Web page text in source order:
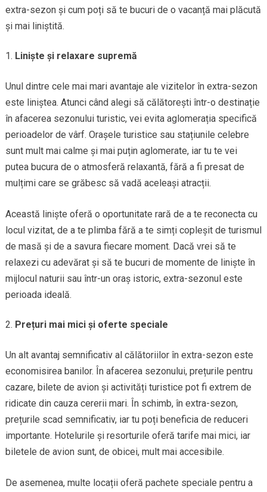
extra-sezon și cum poți să te bucuri de o vacanță mai plăcută
și mai liniștită.
Liniște și relaxare supremă
Unul dintre cele mai mari avantaje ale vizitelor în extra-sezon
este liniștea. Atunci când alegi să călătorești într-o destinație
în afacerea sezonului turistic, vei evita aglomerația specifică
perioadelor de vârf. Orașele turistice sau stațiunile celebre
sunt mult mai calme și mai puțin aglomerate, iar tu te vei
putea bucura de o atmosferă relaxantă, fără a fi presat de
mulțimi care se grăbesc să vadă aceleași atracții.
Această liniște oferă o oportunitate rară de a te reconecta cu
locul vizitat, de a te plimba fără a te simți copleșit de turismul
de masă și de a savura fiecare moment. Dacă vrei să te
relaxezi cu adevărat și să te bucuri de momente de liniște în
mijlocul naturii sau într-un oraș istoric, extra-sezonul este
perioada ideală.
Prețuri mai mici și oferte speciale
Un alt avantaj semnificativ al călătoriilor în extra-sezon este
economisirea banilor. În afacerea sezonului, prețurile pentru
cazare, bilete de avion și activități turistice pot fi extrem de
ridicate din cauza cererii mari. În schimb, în extra-sezon,
prețurile scad semnificativ, iar tu poți beneficia de reduceri
importante. Hotelurile și resorturile oferă tarife mai mici, iar
biletele de avion sunt, de obicei, mult mai accesibile.
De asemenea, multe locații oferă pachete speciale pentru a